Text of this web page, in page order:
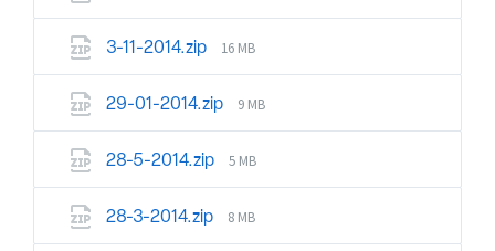
3-11-2014.zip 16 MB
29-01-2014.zip 9 MB
28-5-2014.zip 5 MB
28-3-2014.zip 8 MB